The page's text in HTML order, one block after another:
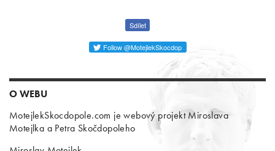
Sdílet
Follow @MotejlekSkocdop
O WEBU
MotejlekSkocdopole.com je webový projekt Miroslava
Motejlka a Petra Skočdopoleho